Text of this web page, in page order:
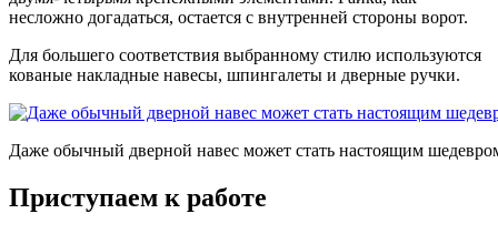
несложно догадаться, остается с внутренней стороны ворот.
Для большего соответствия выбранному стилю используются
кованые накладные навесы, шпингалеты и дверные ручки.
Даже обычный дверной навес может стать настоящим
Приступаем к работе